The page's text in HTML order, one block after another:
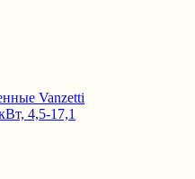
Vanzetti
4,5-17,1